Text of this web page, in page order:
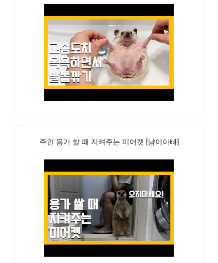
주인 응가 쌀 때 지켜주는 미어캣 [냥이아빠]